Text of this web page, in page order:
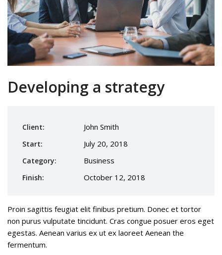
Developing a strategy
Client: John Smith
Start: July 20, 2018
Category: Business
Finish: October 12, 2018
Proin sagittis feugiat elit finibus pretium. Donec et tortor
non purus vulputate tincidunt. Cras congue posuer eros eget
egestas. Aenean varius ex ut ex laoreet Aenean the
fermentum.